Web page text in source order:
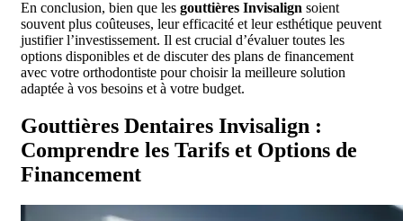
En conclusion, bien que les gouttières Invisalign soient
souvent plus coûteuses, leur efficacité et leur esthétique peuvent
justifier l’investissement. Il est crucial d’évaluer toutes les
options disponibles et de discuter des plans de financement
avec votre orthodontiste pour choisir la meilleure solution
adaptée à vos besoins et à votre budget.
Gouttières Dentaires Invisalign :
Comprendre les Tarifs et Options de
Financement